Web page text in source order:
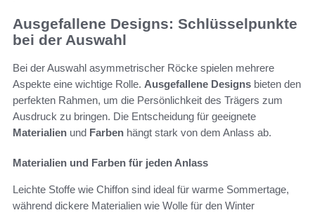
Ausgefallene Designs: Schlüsselpunkte
bei der Auswahl
Bei der Auswahl asymmetrischer Röcke spielen mehrere
Aspekte eine wichtige Rolle. Ausgefallene Designs bieten den
perfekten Rahmen, um die Persönlichkeit des Trägers zum
Ausdruck zu bringen. Die Entscheidung für geeignete
Materialien und Farben hängt stark von dem Anlass ab.
Materialien und Farben für jeden Anlass
Leichte Stoffe wie Chiffon sind ideal für warme Sommertage,
während dickere Materialien wie Wolle für den Winter